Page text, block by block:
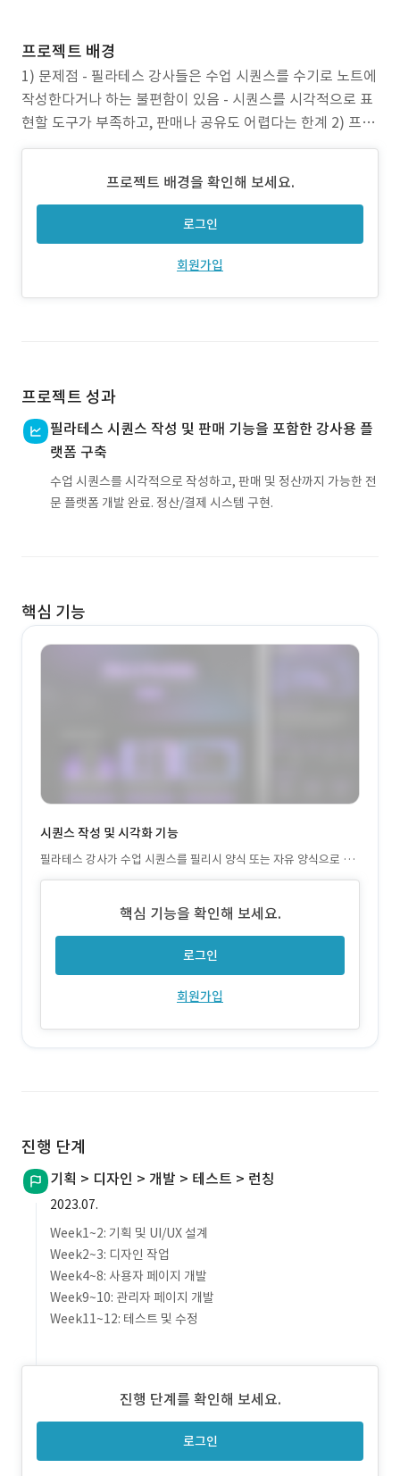
프로젝트 배경
1) 문제점 - 필라테스 강사들은 수업 시퀀스를 수기로 노트에
작성한다거나 하는 불편함이 있음 - 시퀀스를 시각적으로 표
현할 도구가 부족하고, 판매나 공유도 어렵다는 한계 2) 프로
젝트 목표 - 필라테스 강사의 시퀀스를 체계적이고 시각적으
매까지 가능한 플랫폼 구축 - 본인인증, 결제, 정산까지 자동
화된 강사 중심의 수익화 시스템 제공
프로젝트 배경을 확인해 보세요.
로그인
회원가입
프로젝트 성과
필라테스 시퀀스 작성 및 판매 기능을 포함한 강사용 플
랫폼 구축
수업 시퀀스를 시각적으로 작성하고, 판매 및 정산까지 가능한 전
문 플랫폼 개발 완료. 정산/결제 시스템 구현.
핵심 기능
시퀀스 작성 및 시각화 기능
필라테스 강사가 수업 시퀀스를 필리시 양식 또는 자유 양식으로 작
성하고, 2D 이미지 및 업로드를 통해 동작을 시각화할 수 있음
핵심 기능을 확인해 보세요.
로그인
회원가입
진행 단계
기획 > 디자인 > 개발 > 테스트 > 런칭
2023.07.
Week1~2: 기획 및 UI/UX 설계
Week2~3: 디자인 작업
Week4~8: 사용자 페이지 개발
Week9~10: 관리자 페이지 개발
Week11~12: 테스트 및 수정
진행 단계를 확인해 보세요.
로그인